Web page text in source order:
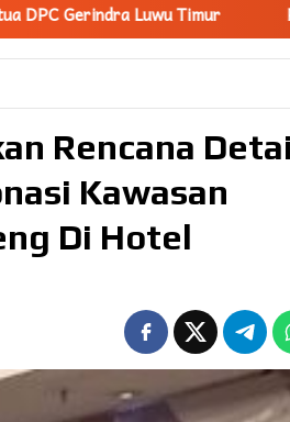
Polres Palopo Gelar Pisah
Rencana
Kawasan
Di Hotel